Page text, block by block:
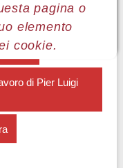
pagina o
elemento
cookie.
Luigi
di Pier Luigi